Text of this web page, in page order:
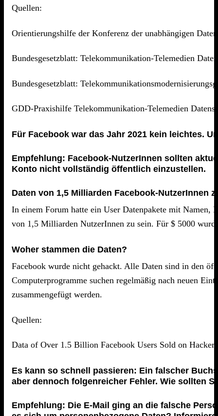
Quellen:
Orientierungshilfe der Konferenz der unabhängigen
Bundesgesetzblatt: Telekommunikation-Telemedien
Bundesgesetzblatt:
GDD-Praxishilfe Telekommunikation-Telemedien
Für Facebook war das Jahr 2021 kein leichtes.
Empfehlung: Facebook-NutzerInnen sollten
Konto nicht vollständig öffentlich einzustellen.
Daten von 1,5 Milliarden Facebook-NutzerInnen
In einem Forum hatte ein User Datenpakete mit Namen,
von 1,5 Milliarden NutzerInnen zu sein. Für $ 5000
Woher stammen die Daten?
Facebook wurde nicht gehackt. Alle Daten sind in den
Computerprogramme suchen regelmäßig nach neuen
zusammengefügt werden.
Quellen:
Data of Over 1.5 Billion Facebook Users Sold on
Es kann so schnell passieren: Ein falscher
aber dennoch folgenreicher Fehler. Wie sollten
Empfehlung: Die E-Mail ging an die falsche